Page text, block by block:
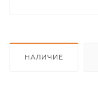
НАЛИЧИЕ